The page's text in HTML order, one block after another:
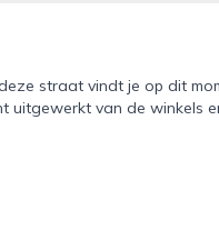
straat vindt je op dit
uitgewerkt van de winkels